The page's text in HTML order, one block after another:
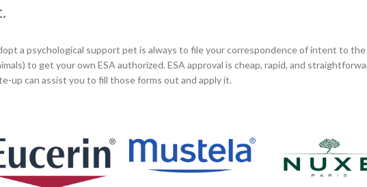
a psychological support pet is always to file your correspondence of intent to
to get your own ESA authorized. ESA approval is cheap, rapid, and
up can assist you to fill those forms out and apply it.